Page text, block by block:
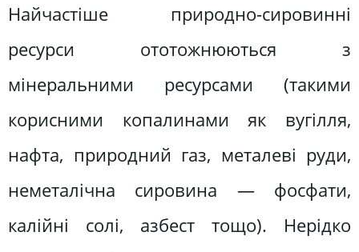
Найчастіше природно-сировинні
ресурси ототожнюються з
мінеральними ресурсами (такими
корисними копалинами як вугілля,
нафта, природний газ, металеві руди,
неметалічна сировина — фосфати,
калійні солі, азбест тощо). Нерідко